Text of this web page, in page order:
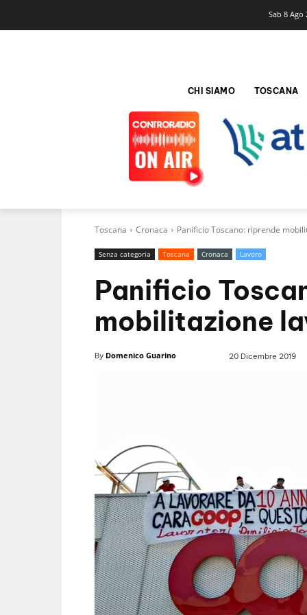
Sab 8 Ago
CHI SIAMO TOSCANA
Toscana Cronaca Panificio Toscano: riprende
Senza categoria Toscana Cronaca Lavoro
Panificio
mobilitazione
By Domenico Guarino 20 Dicembre 2019